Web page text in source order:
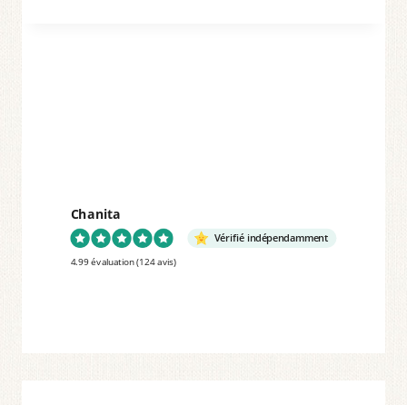
Chanita
Vérifié indépendamment
4.99 évaluation(124 avis)